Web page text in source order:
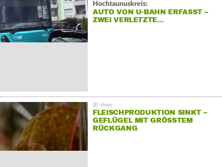
Hochtaunuskreis:
AUTO VON U-BAHN ERFASST –
ZWEI VERLETZTE…
FLEISCHPRODUKTION SINKT –
GEFLÜGEL MIT GRÖSSTEM R
ÜCKGANG